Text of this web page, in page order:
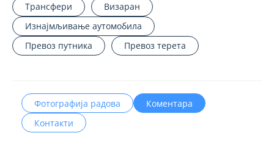
Трансфери
Визаран
Изнајмљивање аутомобила
Превоз путника
Превоз терета
Фотографија радова
Коментара
Контакти